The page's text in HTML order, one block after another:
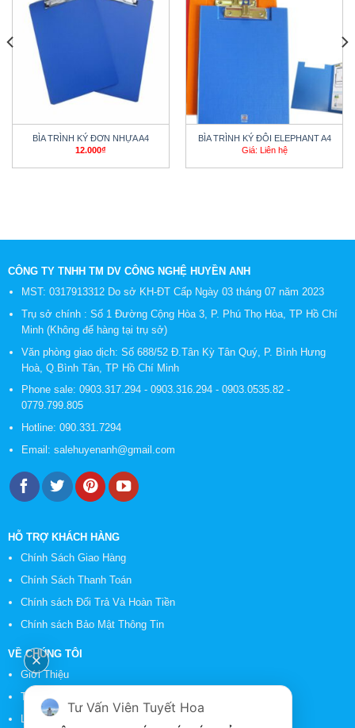
BÌA TRÌNH KÝ ĐƠN NHỰA A4
12.000₫
BÌA TRÌNH KÝ ĐÔI ELEPHANT A4
Giá: Liên hệ
CÔNG TY TNHH TM DV CÔNG NGHỆ HUYỀN ANH
MST: 0317913312 Do sở KH-ĐT Cấp Ngày 03 tháng 07 năm 2023
Trụ sở chính : Số 1 Đường Cộng Hòa 3, P. Phú Thọ Hòa, TP Hồ Chí
Minh (Không để hàng tại trụ sở)
Văn phòng giao dịch: Số 688/52 Đ.Tân Kỳ Tân Quý, P. Bình Hưng
Hoà, Q.Bình Tân, TP Hồ Chí Minh
Phone sale: 0903.317.294 - 0903.316.294 - 0903.0535.82 -
0779.799.805
Hotline: 090.331.7294
Email: salehuyenanh@gmail.com
HỖ TRỢ KHÁCH HÀNG
Chính Sách Giao Hàng
Chính Sách Thanh Toán
Chính sách Đổi Trả Và Hoàn Tiền
Chính sách Bảo Mật Thông Tin
VỀ CHÚNG TÔI
Giới Thiệu
Tin Tức
Liên Hệ
Tư Vấn Viên Tuyết Hoa